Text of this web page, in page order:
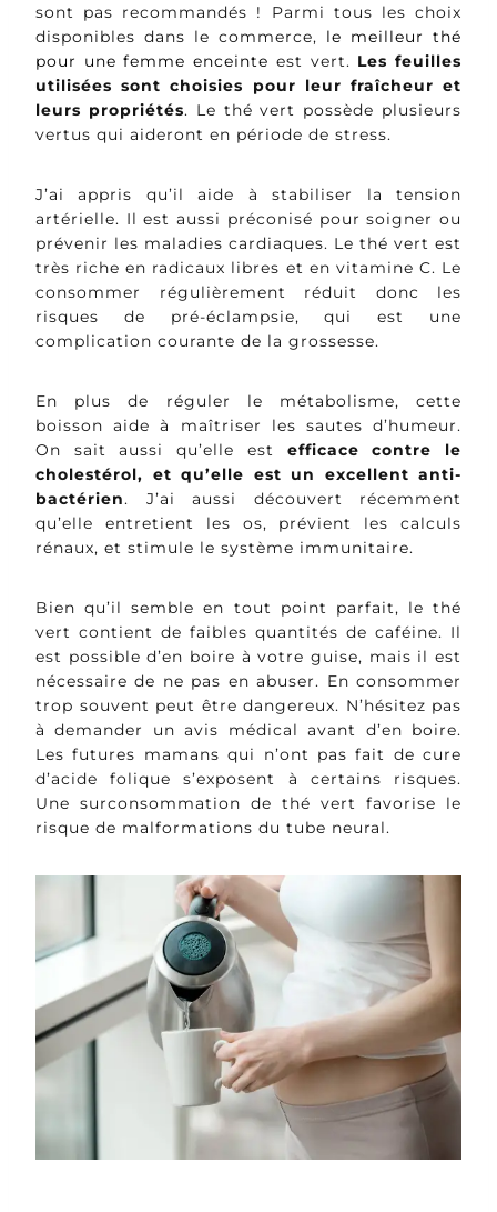
sont pas recommandés ! Parmi tous les choix
disponibles dans le commerce, le meilleur thé
pour une femme enceinte est vert. Les feuilles
utilisées sont choisies pour leur fraîcheur et
leurs propriétés. Le thé vert possède plusieurs
vertus qui aideront en période de stress.
J’ai appris qu’il aide à stabiliser la tension
artérielle. Il est aussi préconisé pour soigner ou
prévenir les maladies cardiaques. Le thé vert est
très riche en radicaux libres et en vitamine C. Le
consommer régulièrement réduit donc les
risques de pré-éclampsie, qui est une
complication courante de la grossesse.
En plus de réguler le métabolisme, cette
boisson aide à maîtriser les sautes d’humeur.
On sait aussi qu’elle est
efficace contre le
cholestérol, et qu’elle est un excellent anti-
bactérien. J’ai aussi découvert récemment
qu’elle entretient les os, prévient les calculs
rénaux, et stimule le système immunitaire.
Bien qu’il semble en tout point parfait, le thé
vert contient de faibles quantités de caféine. Il
est possible d’en boire à votre guise, mais il est
nécessaire de ne pas en abuser. En consommer
trop souvent peut être dangereux. N’hésitez pas
à demander un avis médical avant d’en boire.
Les futures mamans qui n’ont pas fait de cure
d’acide folique s’exposent à certains risques.
Une surconsommation de thé vert favorise le
risque de malformations du tube neural.